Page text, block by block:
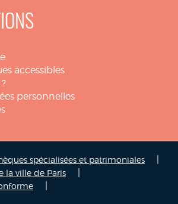
accessibles
personnelles
spécialisées et patrimoniales
la ville de Paris